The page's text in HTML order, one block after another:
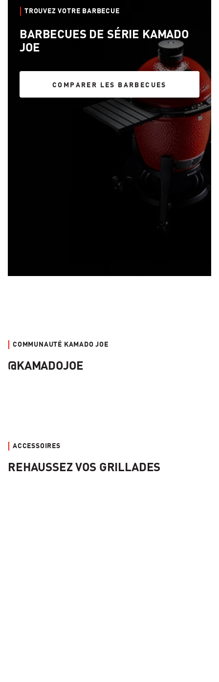
TROUVEZ VOTRE BARBECUE
BARBECUES DE SÉRIE KAMADO
JOE
COMPARER LES BARBECUES
COMPARER LES BARBECUES
COMMUNAUTÉ KAMADO JOE
@KAMADOJOE
ACCESSOIRES
REHAUSSEZ VOS GRILLADES